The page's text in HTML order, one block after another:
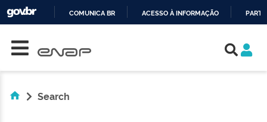
COMUNICA BR ACESSO À INFORMAÇÃO
Search